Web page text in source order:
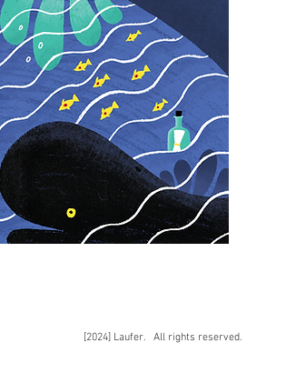
[2024] Laufer. All rights reserved.